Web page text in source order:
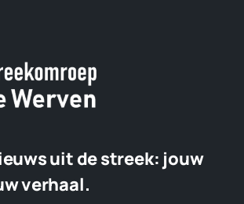
uit de streek: jouw
verhaal.